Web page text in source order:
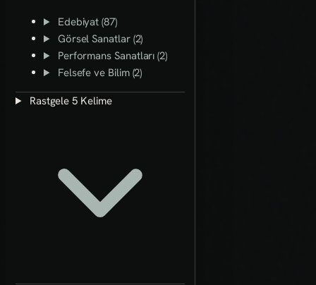
Edebiyat (87)
Görsel Sanatlar (2)
Performans Sanatları (2)
Felsefe ve Bilim (2)
Rastgele 5 Kelime